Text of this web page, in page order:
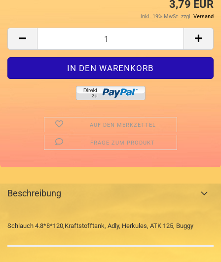
3,79 EUR
inkl. 19% MwSt. zzgl. Versand
AUF DEN MERKZETTEL
FRAGE ZUM PRODUKT
Beschreibung
Schlauch 4.8*8*120,Kraftstofftank, Adly, Herkules, ATK 125, Buggy